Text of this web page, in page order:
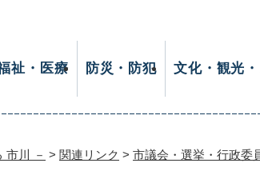
祉・医療 防災・防犯 文化・観光
川 － > 関連リンク > 市議会・選挙・行政委